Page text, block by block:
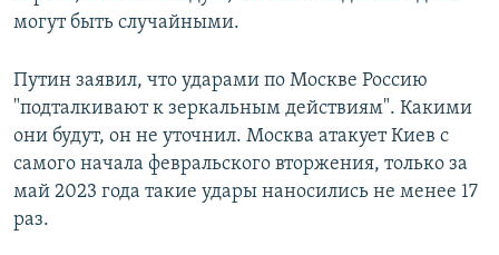
могут быть случайными.
Путин заявил, что ударами по Москве Россию
"подталкивают к зеркальным действиям". Какими
они будут, он не уточнил. Москва атакует Киев с
самого начала февральского вторжения, только за
май 2023 года такие удары наносились не менее 17
раз.